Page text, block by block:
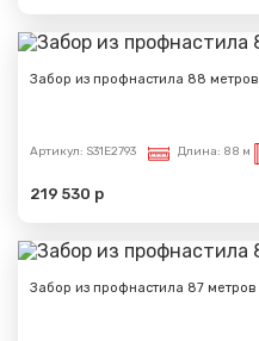
Забор из профнастила 88 метров
Артикул: S31E2793 Длина: 88 м
219 530 р
Забор из профнастила 87 метров